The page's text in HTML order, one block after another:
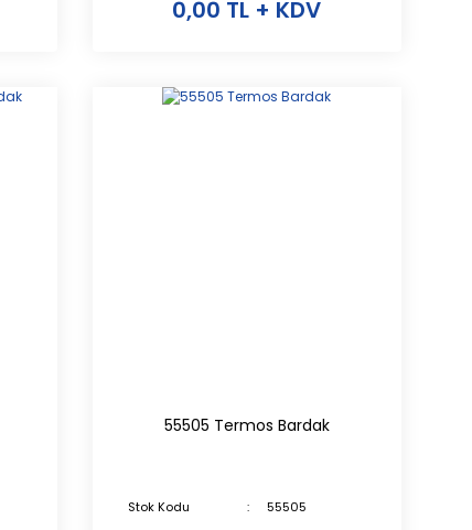
0,00 TL + KDV
55505 Termos Bardak
Stok Kodu 55505